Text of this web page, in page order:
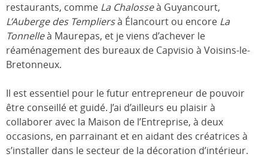
restaurants, comme La Chalosseà Guyancourt,
L’Auberge des Templiersà Élancourt ou encore La
Tonnelleà Maurepas, et je viens d’achever le
réaménagement des bureaux de Capvisio à Voisins-le-
Bretonneux.
Il est essentiel pour le futur entrepreneur de pouvoir
être conseillé et guidé. J’ai d’ailleurs eu plaisir à
collaborer avec la Maison de l’Entreprise, à deux
occasions, en parrainant et en aidant des créatrices à
s’installer dans le secteur de la décoration d’intérieur.